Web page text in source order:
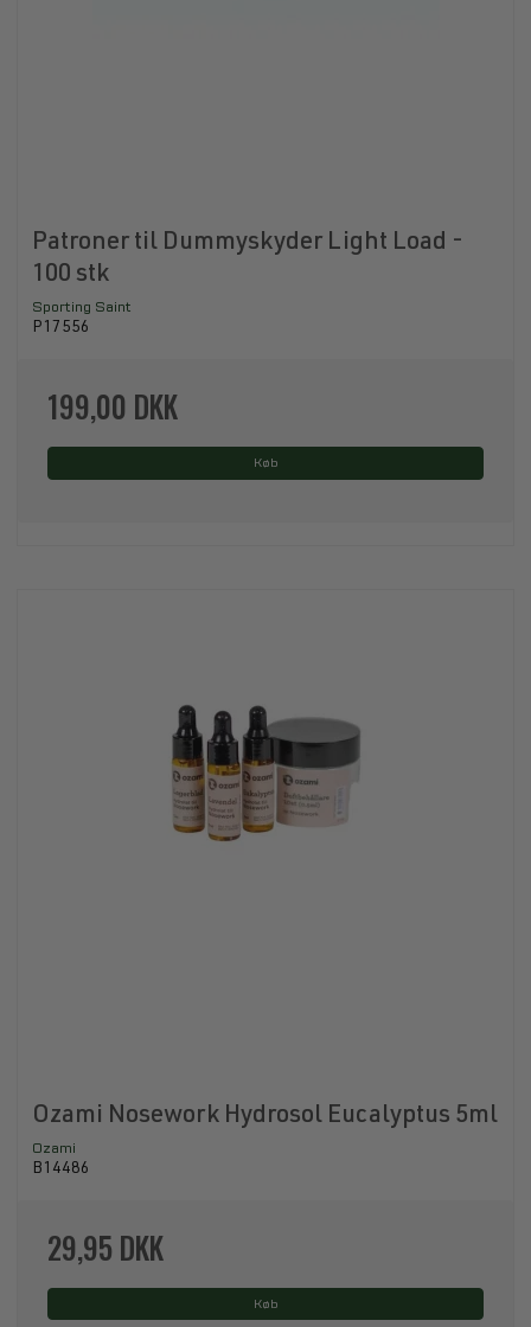
Patroner til Dummyskyder Light Load -
100 stk
Sporting Saint
P17556
199,00 DKK
Køb
Ozami Nosework Hydrosol Eucalyptus 5ml
Ozami
B14486
29,95 DKK
Køb